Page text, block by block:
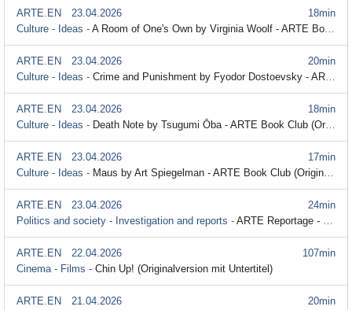
18min
ARTE.EN
23.04.2026
Culture - Ideas - A Room of One's Own by Virginia Woolf - ARTE Book Club (Originalversion mit Untertitel)
20min
ARTE.EN
23.04.2026
Culture - Ideas - Crime and Punishment by Fyodor Dostoevsky - ARTE Book Club (Originalversion mit Untertitel)
18min
ARTE.EN
23.04.2026
Culture - Ideas - Death Note by Tsugumi Ōba - ARTE Book Club (Originalversion mit Untertitel)
17min
ARTE.EN
23.04.2026
Culture - Ideas - Maus by Art Spiegelman - ARTE Book Club (Originalversion mit Untertitel)
24min
ARTE.EN
23.04.2026
Politics and society - Investigation and reports - ARTE Reportage - Cuba: A National Crisis (Originalversion mit Untertitel)
107min
ARTE.EN
22.04.2026
Cinema - Films - Chin Up! (Originalversion mit Untertitel)
20min
ARTE.EN
21.04.2026